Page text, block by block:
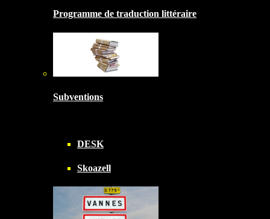
Programme de traduction littéraire
Subventions
DESK
Skoazell